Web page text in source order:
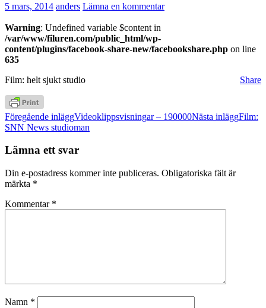
5 mars, 2014 anders Lämna en kommentar
Warning: Undefined variable $content in
/var/www/filuren.com/public_html/wp-
content/plugins/facebook-share-new/facebookshare.php on line
635
Share
Film: helt sjukt studio
Inläggsnavigering
Föregående inläggVideoklippsvisningar – 190000Nästa inläggFilm:
SNN News studioman
Lämna ett svar
Din e-postadress kommer inte publiceras. Obligatoriska fält är
märkta *
Kommentar *
Namn *